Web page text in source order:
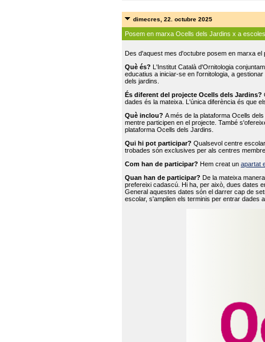
dimecres, 22. octubre 2025
Posem en marxa Ocells dels Jardins x a escoles
Des d'aquest mes d'octubre posem en marxa
Què és? L'Institut Català d'Ornitologia
educatius a iniciar-se en l'ornitologia, a
dels jardins.
És diferent del projecte Ocells dels Jardins?
dades és la mateixa. L'única diferència és que
Què inclou? A més de la plataforma Ocells
mentre participen en el projecte. També
plataforma Ocells dels Jardins.
Qui hi pot participar? Qualsevol centre
trobades són exclusives per als centres
Com han de participar? Hem creat un apartat
Quan han de participar? De la mateixa
prefereixi cadascú. Hi ha, per això, dues dates
General aquestes dates són el darrer cap de
escolar, s'amplien els terminis per entrar dades